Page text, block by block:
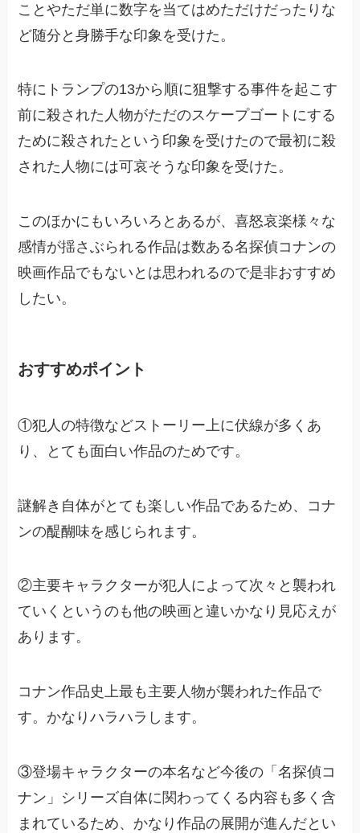
ことやただ単に数字を当てはめただけだったりな
ど随分と身勝手な印象を受けた。
特にトランプの13から順に狙撃する事件を起こす
前に殺された人物がただのスケープゴートにする
ために殺されたという印象を受けたので最初に殺
された人物には可哀そうな印象を受けた。
このほかにもいろいろとあるが、喜怒哀楽様々な
感情が揺さぶられる作品は数ある名探偵コナンの
映画作品でもないとは思われるので是非おすすめ
したい。
おすすめポイント
①犯人の特徴などストーリー上に伏線が多くあ
り、とても面白い作品のためです。
謎解き自体がとても楽しい作品であるため、コナ
ンの醍醐味を感じられます。
②主要キャラクターが犯人によって次々と襲われ
ていくというのも他の映画と違いかなり見応えが
あります。
コナン作品史上最も主要人物が襲われた作品で
す。かなりハラハラします。
③登場キャラクターの本名など今後の「名探偵コ
ナン」シリーズ自体に関わってくる内容も多く含
まれているため、かなり作品の展開が進んだとい